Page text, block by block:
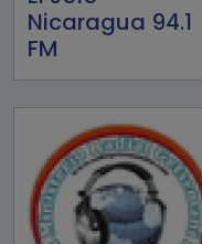
Nicaragua 94.1
FM